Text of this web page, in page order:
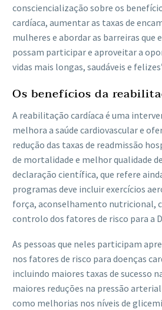
consciencialização sobre os
cardíaca, aumentar as taxas de
mulheres e abordar as barreiras que
possam participar e aproveitar a
vidas mais longas, saudáveis ​​e
Os benefícios da
A reabilitação cardíaca é uma
melhora a saúde cardiovascular e
redução das taxas de readmissão
de mortalidade e melhor qualidade
declaração científica, que refere
programas deve incluir exercícios
força, aconselhamento nutricional,
controlo dos fatores de risco para a
As pessoas que neles participam
nos fatores de risco para doenças
incluindo maiores taxas de sucesso
maiores reduções na pressão
como melhorias nos níveis de